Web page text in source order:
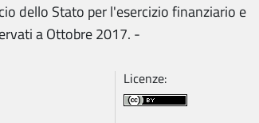
dello Stato per l'esercizio finanziario e
a Ottobre 2017. -
Licenze: